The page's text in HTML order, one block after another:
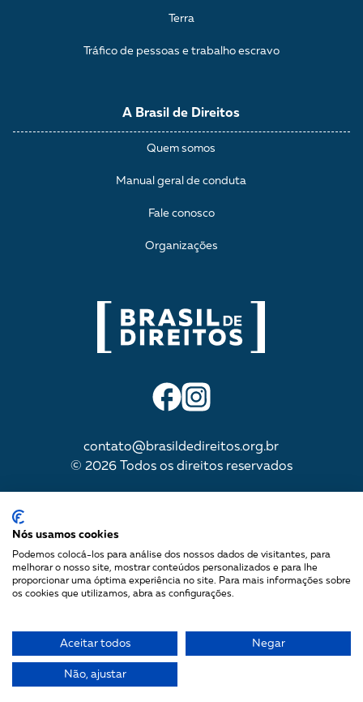
contato@brasildedireitos.org.br
© 2026 Todos os direitos reservados
A Brasil de Direitos
Quem somos
Manual geral de conduta
Fale conosco
Organizações
Terra
Tráfico de pessoas e trabalho escravo
Mapa do site
Termos de uso
Nós usamos cookies
Podemos colocá-los para análise dos nossos dados de visitantes, para
melhorar o nosso site, mostrar conteúdos personalizados e para lhe
proporcionar uma óptima experiência no site. Para mais informações sobre
os cookies que utilizamos, abra as configurações.
Aceitar todos Negar
Não, ajustar